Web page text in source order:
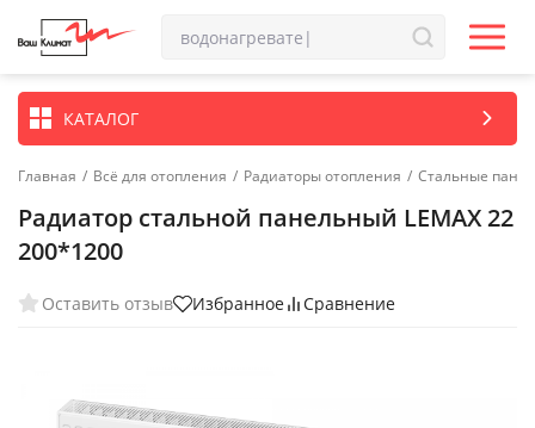
КАТАЛОГ
Главная / Всё для отопления / Радиаторы отопления / Стальные
Радиатор стальной панельный LEMAX 22
200*1200
Оставить отзыв Избранное Сравнение